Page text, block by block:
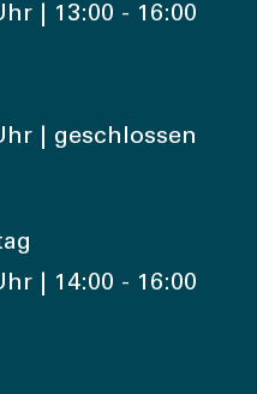
| 13:00 - 16:00
| geschlossen
| 14:00 - 16:00